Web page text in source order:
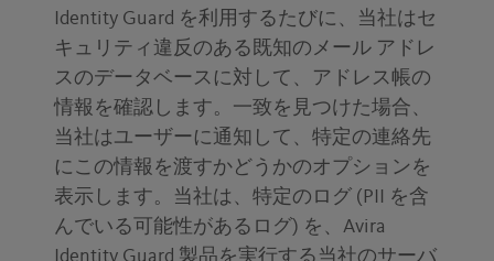
Identity Guard を利用するたびに、当社はセ
キュリティ違反のある既知のメール アドレ
スのデータベースに対して、アドレス帳の
情報を確認します。一致を見つけた場合、
当社はユーザーに通知して、特定の連絡先
にこの情報を渡すかどうかのオプションを
表示します。当社は、特定のログ (PII を含
んでいる可能性があるログ) を、Avira
Identity Guard 製品を実行する当社のサーバ